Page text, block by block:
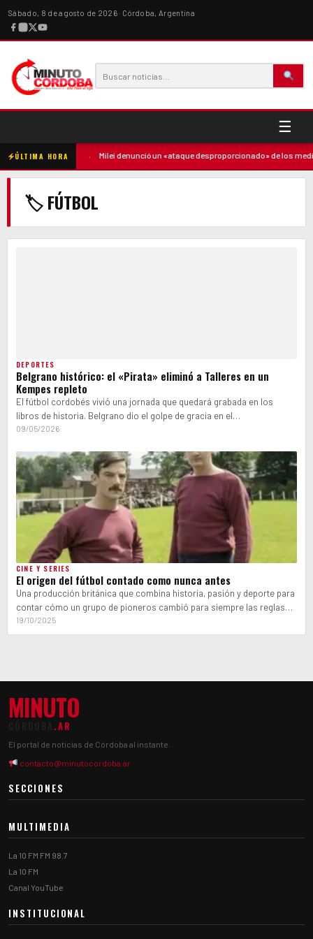
Sábado, 8 de agosto de 2026 · Córdoba, Argentina
☰
ÚLTIMA HORA
contra la madre Milei denunció un «ataque desproporcionado» de los
🏷 FÚTBOL
DEPORTES
Belgrano histórico: el «Pirata» eliminó a Talleres en un
Kempes repleto
El fútbol cordobés vivió una jornada que quedará grabada en los
libros de historia. Belgrano dio el golpe de gracia en el…
09/05/2026
CINE Y SERIES
El origen del fútbol contado como nunca antes
Una producción británica que combina historia, pasión y deporte para
contar cómo un grupo de pioneros cambió para siempre las reglas
del…
19/10/2025
MINUTO
.AR
El portal de noticias de Córdoba al instante.
contacto@minutocordoba.ar
SECCIONES
MULTIMEDIA
La 10 FM FM 98.7
La 10 FM
Canal YouTube
INSTITUCIONAL